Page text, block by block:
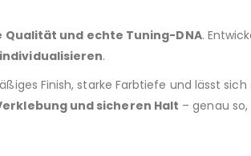
und echte Tuning-DNA.
.
Finish, starke Farbtiefe und lässt
und sicheren Halt – genau